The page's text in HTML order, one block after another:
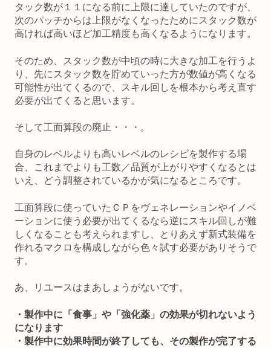
タック数が１１になる前に上限に達していたのですが、
次のパッチからは上限がなくなったためにスタック数が
高ければ高いほど加工精度も高くなるようになります。
そのため、スタック数が中頃の時に大きな加工を行うよ
り、先にスタック数を貯めていった方が数値が高くなる
可能性が出てくるので、スキル回しを根本から考え直す
必要が出てくると思います。
そして工面算段の廃止・・・。
自身のレベルよりも高いレベルのレシピを製作する場
合、これまでよりも工数／品質が上がりやすくなるとは
いえ、どう調整されているかが気になるところです。
工面算段に使っていたＣＰをヴェネレーションやイノベ
ーションに使う必要が出てくるなら逆にスキル回しが難
しくなることも考えられますし、とりあえず新式装備を
作れるマクロを構成しながら色々試す必要がありそうで
す。
あ、リユースはまあしょうがないです。
・製作中に「食事」や「強化薬」の効果が切れないよう
になります
・製作中に効果時間が終了しても、その製作が完了する